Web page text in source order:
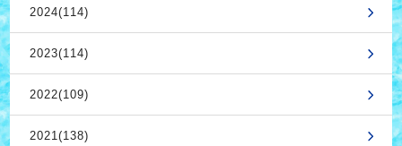
2024(114)
2023(114)
2022(109)
2021(138)